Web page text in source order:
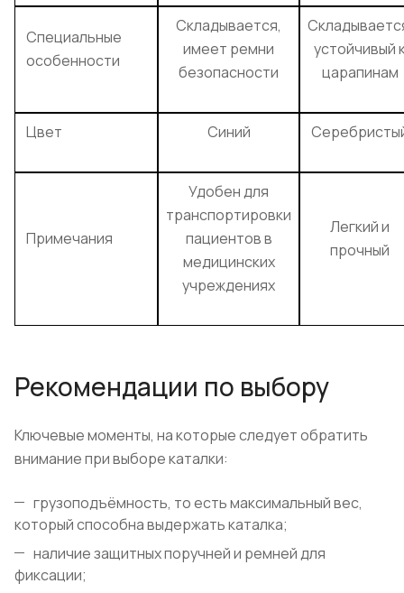
Специальные
особенности
Складывается,
имеет ремни
безопасности
устойчивый
царапинам
Цвет Синий
Примечания
Удобен для
транспортировки
пациентов в
медицинских
учреждениях
Легкий и
прочный
Рекомендации по выбору
Ключевые моменты, на которые следует обратить
внимание при выборе каталки:
грузоподъёмность, то есть максимальный вес,
который способна выдержать каталка;
наличие защитных поручней и ремней для
фиксации;